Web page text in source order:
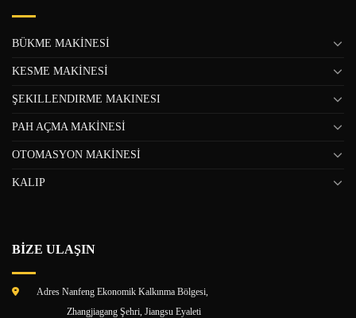
BÜKME MAKİNESİ
KESME MAKİNESİ
ŞEKILLENDIRME MAKINESI
PAH AÇMA MAKİNESİ
OTOMASYON MAKİNESİ
KALIP
BİZE ULAŞIN
Adres Nanfeng Ekonomik Kalkınma Bölgesi,
Zhangjiagang Şehri, Jiangsu Eyaleti